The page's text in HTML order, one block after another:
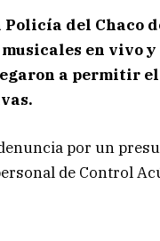
del Chaco
musicales en vivo
a permitir
por un
de Control